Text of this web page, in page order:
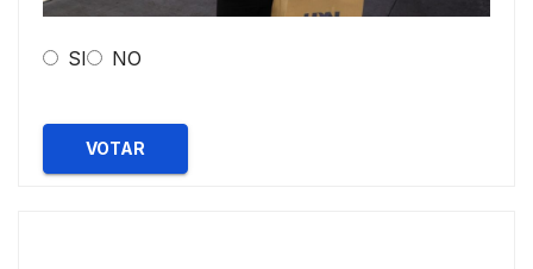
SI NO
VOTAR